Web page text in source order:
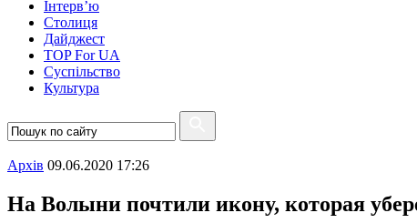
Інтерв’ю
Столиця
Дайджест
TOP For UA
Суспiльство
Культура
Архiв 09.06.2020 17:26
На Волыни почтили икону, которая